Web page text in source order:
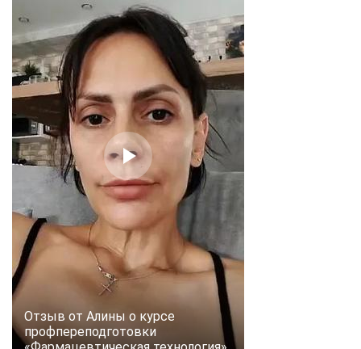
Отзыв от Алины о курсе
профпереподготовки